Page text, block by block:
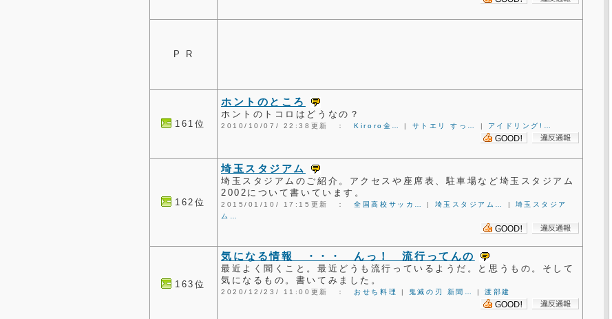
P R
161位
ホントのところ
ホントのトコロはどうなの？
2010/10/07/ 22:38更新 ：Kiroro金… | サトエリ すっ… | アイドリング!…
162位
埼玉スタジアム
埼玉スタジアムのご紹介。アクセスや座席表、駐車場など埼玉スタジアム
2002について書いています。
2015/01/10/ 17:15更新 ：全国高校サッカ… | 埼玉スタジアム… | 埼玉スタジア
ム…
163位
気になる情報 ・・・ んっ！ 流行ってんの
最近よく聞くこと。最近どうも流行っているようだ。と思うもの。そして
気になるもの。書いてみました。
2020/12/23/ 11:00更新 ： おせち料理 | 鬼滅の刃 新聞… | 渡部建